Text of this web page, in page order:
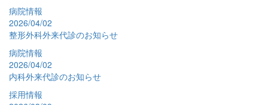
病院情報
2026/04/02
整形外科外来代診のお知らせ
病院情報
2026/04/02
内科外来代診のお知らせ
採用情報